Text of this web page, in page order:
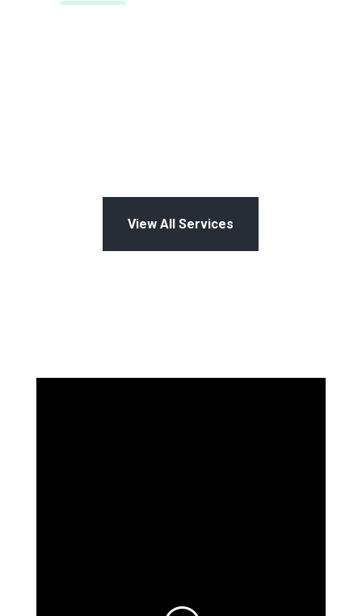
View All Services